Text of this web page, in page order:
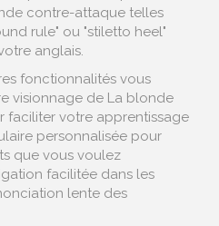
contre-attaque telles
rule" ou "stiletto heel"
anglais.
fonctionnalités vous
visionnage de La blonde
faciliter votre apprentissage
personnalisée pour
que vous voulez
facilitée dans les
lente des